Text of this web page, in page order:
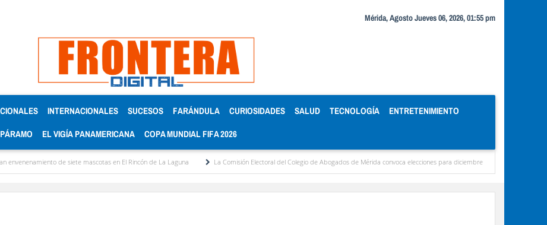
Mérida, Agosto Jueves 06, 2026, 01:55 pm
INTERNACIONALES SUCESOS FARÁNDULA CURIOSIDADES SALUD TECNOLOGÍA ENTRETENIMIENTO
PÁRAMO EL VIGÍA PANAMERICANA COPA MUNDIAL FIFA 2026
de siete mascotas en El Rincón de La Laguna La Comisión Electoral del Colegio de Abogados de Mérida convoca elecciones para diciembre Miranda concentra casi el 77